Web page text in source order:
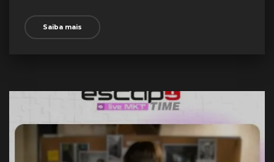
Saiba mais